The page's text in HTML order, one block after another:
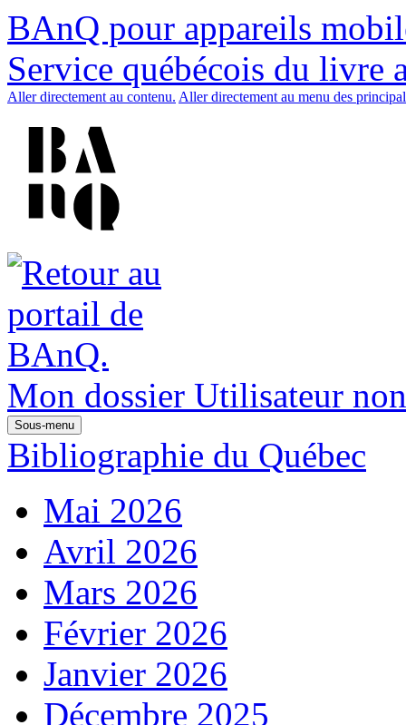
BAnQ pour appareils
Service québécois du livre
Aller directement au contenu. Aller directement au menu des
Mon dossier Utilisateur
Sous-menu
Bibliographie du Québec
Mai 2026
Avril 2026
Mars 2026
Février 2026
Janvier 2026
Décembre 2025